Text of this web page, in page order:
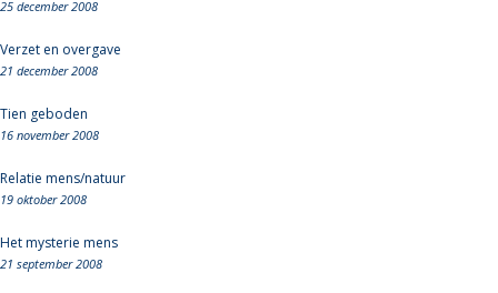
25 december 2008
Verzet en overgave
21 december 2008
Tien geboden
16 november 2008
Relatie mens/natuur
19 oktober 2008
Het mysterie mens
21 september 2008